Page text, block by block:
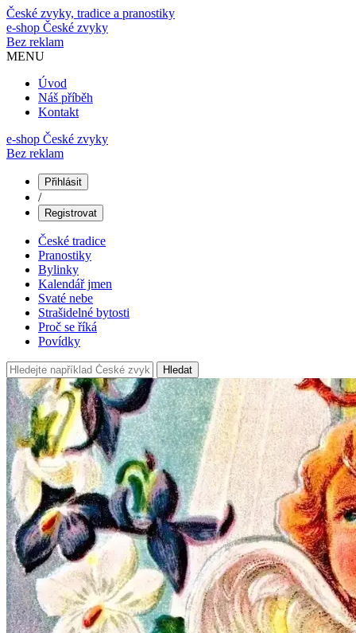
České zvyky, tradice a pranostiky
e-shop České zvyky
Bez reklam
MENU
Úvod
Náš příběh
Kontakt
e-shop České zvyky
Bez reklam
Přihlásit
/
Registrovat
České tradice
Pranostiky
Bylinky
Kalendář jmen
Svaté nebe
Strašidelné bytosti
Proč se říká
Povídky
Hledat